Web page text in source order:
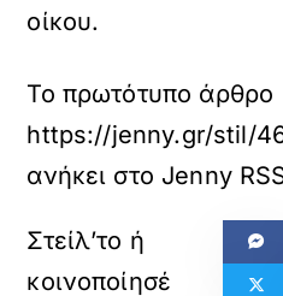
οίκου.
Το πρωτότυπο άρθρο
https://jenny.gr/stil/
ανήκει στο Jenny